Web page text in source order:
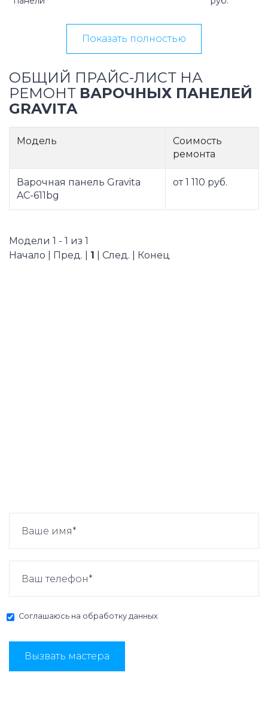
Показать полностью
ОБЩИЙ ПРАЙС-ЛИСТ НА
РЕМОНТ ВАРОЧНЫХ ПАНЕЛЕЙ
GRAVITA
Модель
Соимость
ремонта
Варочная панель Gravita
AC-611bg
от 1 110 руб.
Модели 1 - 1 из 1
Начало | Пред. | 1 | След. | Конец
Соглашаюсь на обработку данных
Вызвать мастера